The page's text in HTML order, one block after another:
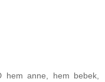
hem anne, hem bebek,